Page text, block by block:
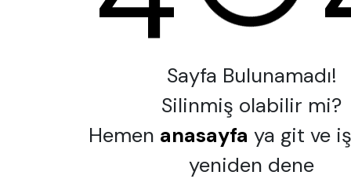
Sayfa Bulunamadı!
Silinmiş olabilir mi?
Hemen anasayfa ya git ve
yeniden dene